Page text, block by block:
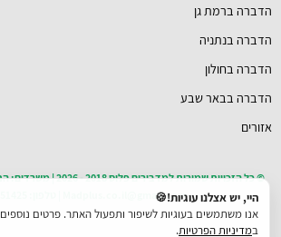
הדברה ברמת גן
הדברה בנתניה
הדברה בחולון
הדברה בבאר שבע
אזורים
Madplus.co.il@gmail.com | טלפון: 077-6051425היי, יש אצלנו עוגיות!🍪
אנו משתמשים בעוגיות לשיפור ותפעול האתר. פרטים נוספים
במדיניות הפרטיות.